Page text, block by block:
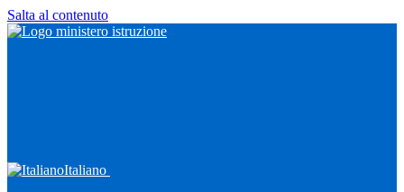
Salta al contenuto
Italiano